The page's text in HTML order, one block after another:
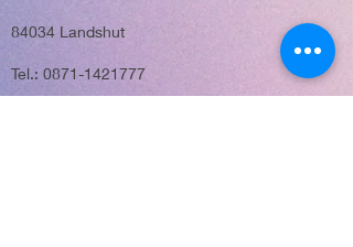
84034 Landshut
Tel.: 0871-1421777